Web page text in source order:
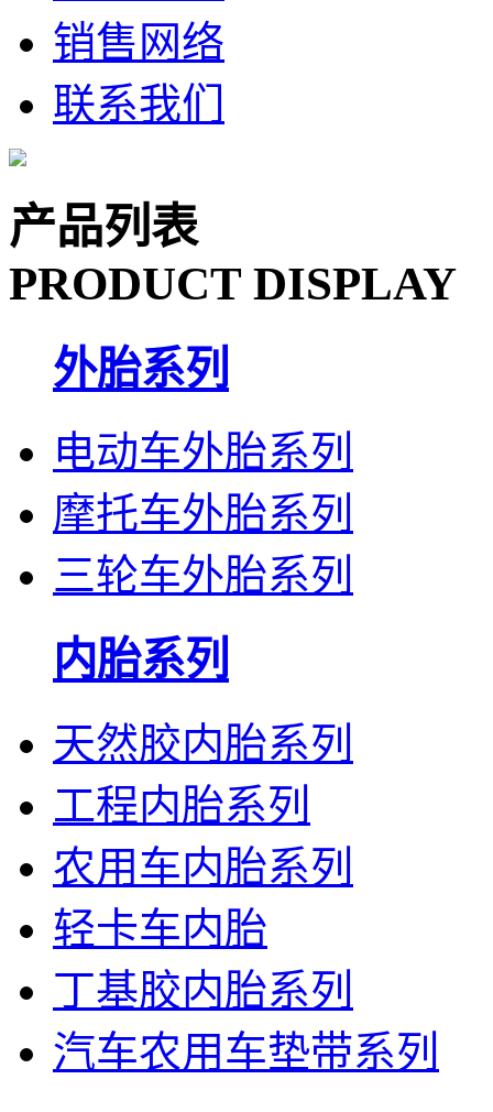
销售网络
联系我们
产品列表
PRODUCT DISPLAY
外胎系列
电动车外胎系列
摩托车外胎系列
三轮车外胎系列
内胎系列
天然胶内胎系列
工程内胎系列
农用车内胎系列
轻卡车内胎
丁基胶内胎系列
汽车农用车垫带系列